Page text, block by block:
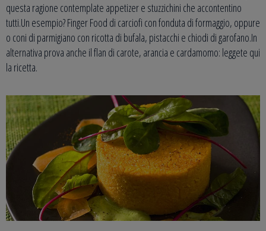
questa ragione contemplate appetizer e stuzzichini che accontentino
tutti.Un esempio? Finger Food di carciofi con fonduta di formaggio, oppure
o coni di parmigiano con ricotta di bufala, pistacchi e chiodi di garofano.In
alternativa prova anche il flan di carote, arancia e cardamomo: leggete qui
la ricetta.